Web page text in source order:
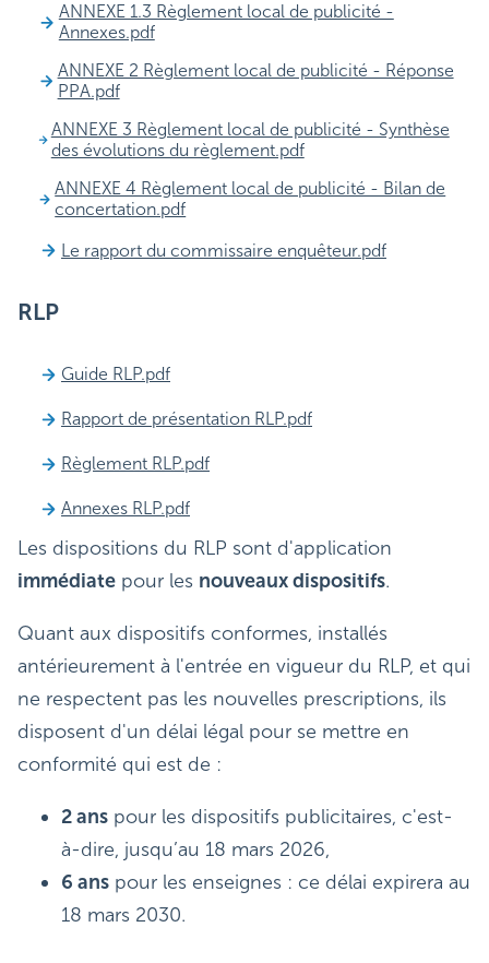
ANNEXE 1.3 Règlement local de publicité -
Annexes.pdf
ANNEXE 2 Règlement local de publicité - Réponse
PPA.pdf
ANNEXE 3 Règlement local de publicité - Synthèse
des évolutions du règlement.pdf
ANNEXE 4 Règlement local de publicité - Bilan de
concertation.pdf
Le rapport du commissaire enquêteur.pdf
RLP
Guide RLP.pdf
Rapport de présentation RLP.pdf
Règlement RLP.pdf
Annexes RLP.pdf
Les dispositions du RLP sont d'application
immédiate pour les nouveaux dispositifs.
Quant aux dispositifs conformes, installés
antérieurement à l'entrée en vigueur du RLP, et qui
ne respectent pas les nouvelles prescriptions, ils
disposent d'un délai légal pour se mettre en
conformité qui est de :
2 ans pour les dispositifs publicitaires, c'est-
à-dire, jusqu’au 18 mars 2026,
6 ans pour les enseignes : ce délai expirera au
18 mars 2030.